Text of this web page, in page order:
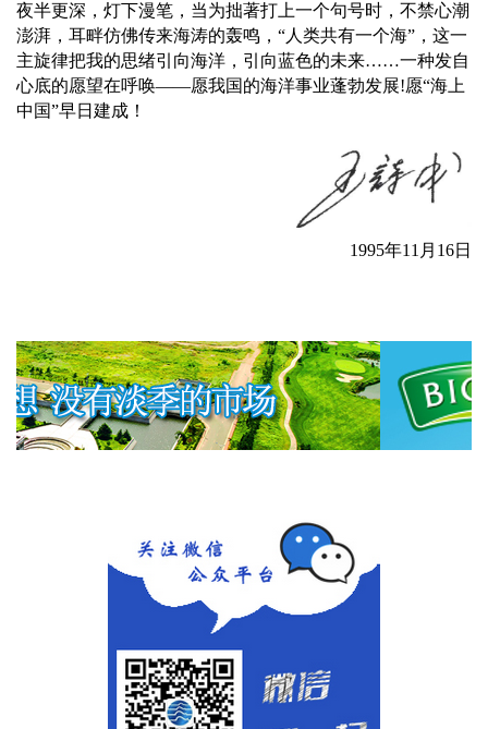
夜半更深，灯下漫笔，当为拙著打上一个句号时，不禁心潮
澎湃，耳畔仿佛传来海涛的轰鸣， “人类共有一个海” ，这一
主旋律把我的思绪引向海洋，引向蓝色的未来……一种发自
心底的愿望在呼唤——愿我国的海洋事业蓬勃发展!愿“海上
中国”早日建成！
1995年11 月 16日